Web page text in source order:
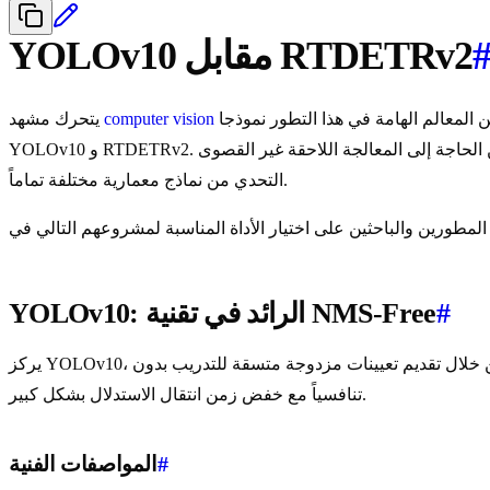
YOLOv10 مقابل RTDETRv2
computer vision
YOLOv10 و RTDETRv2. يهدف كلا النموذجين إلى حل عقبة أساسية في مسارات الاكتشاف التقليدية من خلال التخلص من الحاجة إلى المعالجة اللاحقة غير القصوى (NMS)، ومع ذلك، فهما يتعاملان مع هذا
التحدي من نماذج معمارية مختلفة تماماً.
YOLOv10: الرائد في تقنية NMS-Free#
يركز YOLOv10، الذي طوره باحثون في جامعة تسينغهوا، بشكل كبير على الكفاءة المعمارية وإزالة عقبات المعالجة اللاحقة. ومن خلال تقديم تعيينات مزدوجة متسقة للتدريب بدون NMS، فإنه يحقق أداءً
تنافسياً مع خفض زمن انتقال الاستدلال بشكل كبير.
المواصفات الفنية #